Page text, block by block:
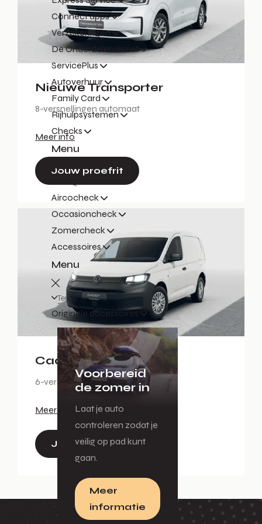
Connect apps
Verzekeringen
De Onderdelendienst
ServicePlus
Autoverhuur
Family Card
Rijhulpsystemen
Checks
Menu
Aircocheck
Occasioncheck
Zomercheck
Accessoires
Menu
Terug
Originele accessoires
Voorbereid
de zomer in
Laat je auto
controleren zodat je
veilig op pad kunt
gaan.
Meer
informatie
Nieuwe Transporter
8-versnellingen automaat
Meer info
Jouw proefrit
Caddy Cargo
6-versnellingen handgeschakeld
Meer info
Jouw proefrit